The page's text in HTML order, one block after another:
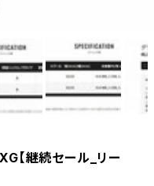
【継続セール_リー